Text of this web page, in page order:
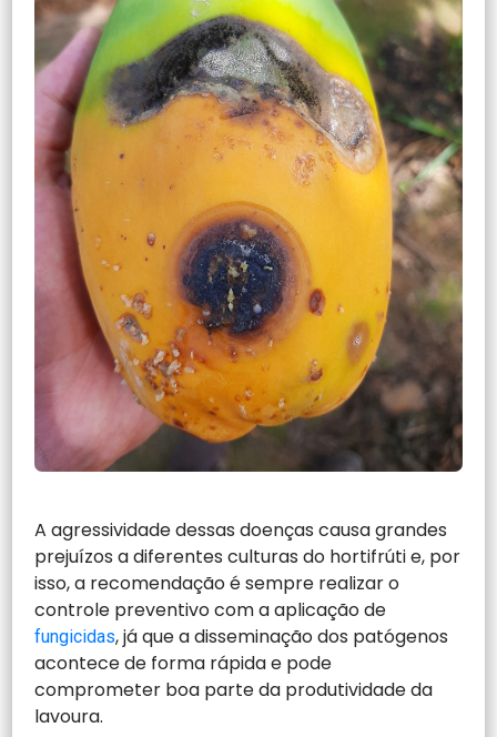
A agressividade dessas doenças causa grandes
prejuízos a diferentes culturas do hortifrúti e, por
isso, a recomendação é sempre realizar o
controle preventivo com a aplicação de
fungicidas, já que a disseminação dos patógenos
acontece de forma rápida e pode
comprometer boa parte da produtividade da
lavoura.